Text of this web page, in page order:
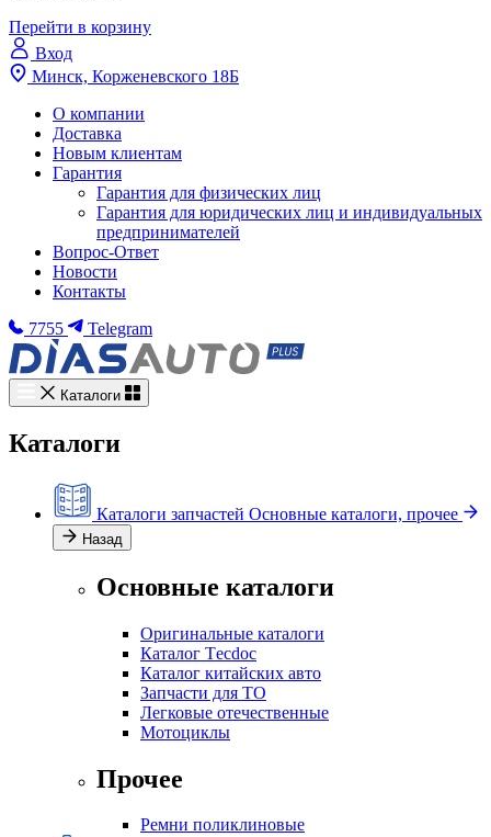
Перейти в корзину
Вход
Минск, Корженевского 18Б
О компании
Доставка
Новым клиентам
Гарантия
Гарантия для физических лиц
Гарантия для юридических лиц и индивидуальных
предпринимателей
Вопрос-Ответ
Новости
Контакты
7755
Telegram
Каталоги
Каталоги
Каталоги запчастей Основные каталоги, прочее
Назад
Основные каталоги
Оригинальные каталоги
Каталог Тecdoc
Каталог китайских авто
Запчасти для ТО
Легковые отечественные
Мотоциклы
Прочее
Ремни поликлиновые